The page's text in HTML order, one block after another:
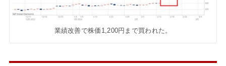
業績改善で株価1,200円まで買われた。